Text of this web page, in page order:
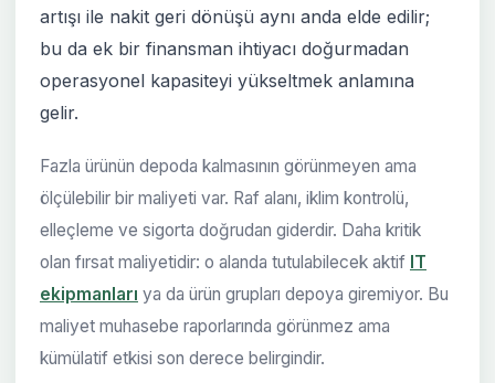
artışı ile nakit geri dönüşü aynı anda elde edilir;
bu da ek bir finansman ihtiyacı doğurmadan
operasyonel kapasiteyi yükseltmek anlamına
gelir.
Fazla ürünün depoda kalmasının görünmeyen ama
ölçülebilir bir maliyeti var. Raf alanı, iklim kontrolü,
elleçleme ve sigorta doğrudan giderdir. Daha kritik
olan fırsat maliyetidir: o alanda tutulabilecek aktif IT
ekipmanları ya da ürün grupları depoya giremiyor. Bu
maliyet muhasebe raporlarında görünmez ama
kümülatif etkisi son derece belirgindir.